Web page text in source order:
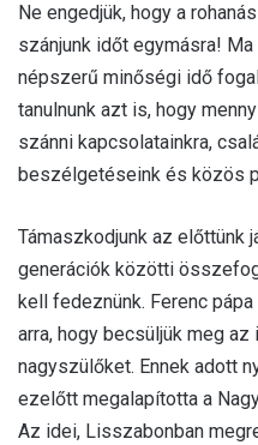
Ne engedjük, hogy a
szánjunk időt egymásra!
népszerű minőségi idő
tanulnunk azt is, hogy
szánni kapcsolatainkra,
beszélgetéseink és közös
Támaszkodjunk az előttünk
generációk közötti
kell fedeznünk. Ferenc
arra, hogy becsüljük meg
nagyszülőket. Ennek adott
ezelőtt megalapította a
Az idei, Lisszabonban